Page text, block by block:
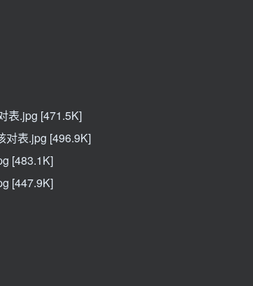
表.jpg [471.5K]
表.jpg [496.9K]
[483.1K]
[447.9K]